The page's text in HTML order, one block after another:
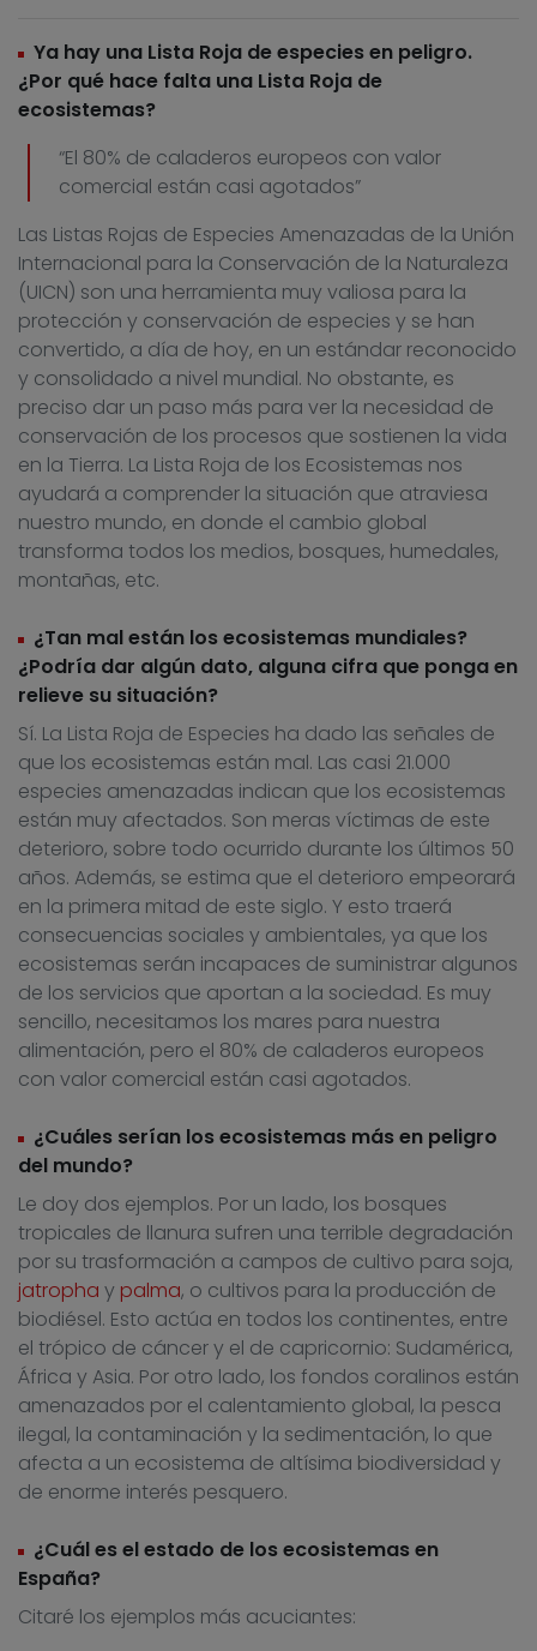
Ya hay una Lista Roja de especies en peligro.
¿Por qué hace falta una Lista Roja de
ecosistemas?
“El 80% de caladeros europeos con valor
comercial están casi agotados”
Las Listas Rojas de Especies Amenazadas de la Unión
Internacional para la Conservación de la Naturaleza
(UICN) son una herramienta muy valiosa para la
protección y conservación de especies y se han
convertido, a día de hoy, en un estándar reconocido
y consolidado a nivel mundial. No obstante, es
preciso dar un paso más para ver la necesidad de
conservación de los procesos que sostienen la vida
en la Tierra. La Lista Roja de los Ecosistemas nos
ayudará a comprender la situación que atraviesa
nuestro mundo, en donde el cambio global
transforma todos los medios, bosques, humedales,
montañas, etc.
¿Tan mal están los ecosistemas mundiales?
¿Podría dar algún dato, alguna cifra que ponga en
relieve su situación?
Sí. La Lista Roja de Especies ha dado las señales de
que los ecosistemas están mal. Las casi 21.000
especies amenazadas indican que los ecosistemas
están muy afectados. Son meras víctimas de este
deterioro, sobre todo ocurrido durante los últimos 50
años. Además, se estima que el deterioro empeorará
en la primera mitad de este siglo. Y esto traerá
consecuencias sociales y ambientales, ya que los
ecosistemas serán incapaces de suministrar algunos
de los servicios que aportan a la sociedad. Es muy
sencillo, necesitamos los mares para nuestra
alimentación, pero el 80% de caladeros europeos
con valor comercial están casi agotados.
¿Cuáles serían los ecosistemas más en peligro
del mundo?
Le doy dos ejemplos. Por un lado, los bosques
tropicales de llanura sufren una terrible degradación
por su trasformación a campos de cultivo para soja,
jatropha y palma, o cultivos para la producción de
biodiésel. Esto actúa en todos los continentes, entre
el trópico de cáncer y el de capricornio: Sudamérica,
África y Asia. Por otro lado, los fondos coralinos están
amenazados por el calentamiento global, la pesca
ilegal, la contaminación y la sedimentación, lo que
afecta a un ecosistema de altísima biodiversidad y
de enorme interés pesquero.
¿Cuál es el estado de los ecosistemas en
España?
Citaré los ejemplos más acuciantes: